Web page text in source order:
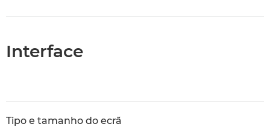
Interface
Tipo e tamanho do ecrã